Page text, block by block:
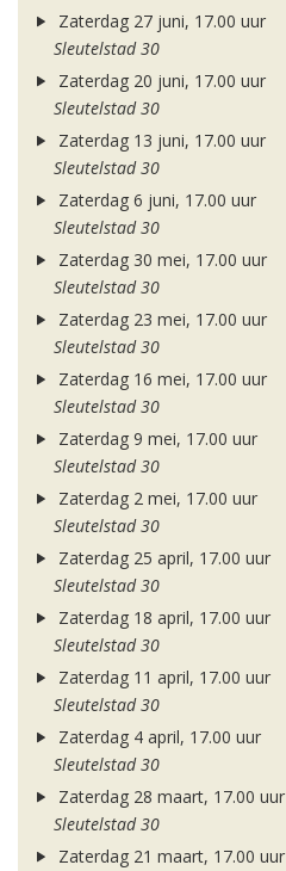
Zaterdag 27 juni, 17.00 uur
Sleutelstad 30
Zaterdag 20 juni, 17.00 uur
Sleutelstad 30
Zaterdag 13 juni, 17.00 uur
Sleutelstad 30
Zaterdag 6 juni, 17.00 uur
Sleutelstad 30
Zaterdag 30 mei, 17.00 uur
Sleutelstad 30
Zaterdag 23 mei, 17.00 uur
Sleutelstad 30
Zaterdag 16 mei, 17.00 uur
Sleutelstad 30
Zaterdag 9 mei, 17.00 uur
Sleutelstad 30
Zaterdag 2 mei, 17.00 uur
Sleutelstad 30
Zaterdag 25 april, 17.00 uur
Sleutelstad 30
Zaterdag 18 april, 17.00 uur
Sleutelstad 30
Zaterdag 11 april, 17.00 uur
Sleutelstad 30
Zaterdag 4 april, 17.00 uur
Sleutelstad 30
Zaterdag 28 maart, 17.00 uur
Sleutelstad 30
Zaterdag 21 maart, 17.00 uur